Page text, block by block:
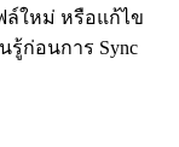
ล์ใหม่ หรือแก้ไข
รู้ก่อนการ Sync